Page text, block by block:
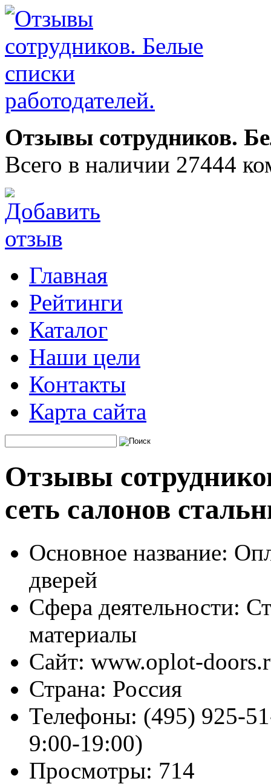
Отзывы сотрудников.
Всего в наличии 27444
Главная
Рейтинги
Каталог
Наши цели
Контакты
Карта сайта
Отзывы
сеть салонов
Основное название:
дверей
Сфера деятельности:
материалы
Сайт: www.oplot-
Страна: Россия
Телефоны: (495) 925-
9:00-19:00)
Просмотры: 714